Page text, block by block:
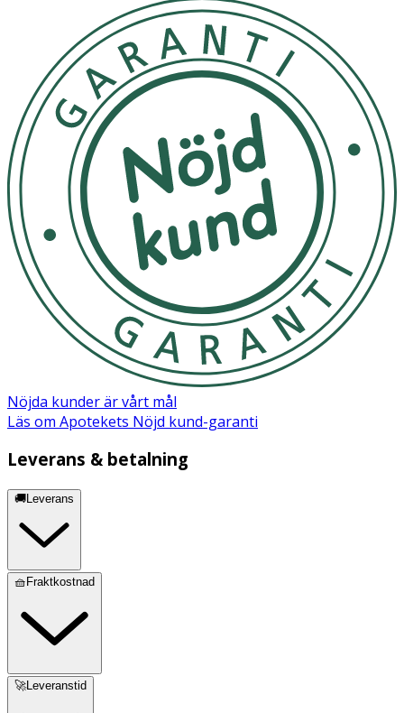
tillsammans med RFSU:s produkt Easy Shave gel - en
rakgel som dels mjukar upp huden och som samtidigt
gör att rakhyveln glider mycket bättre på huden. Detta
ger dig en närmre rakning och motverkar inåtväxande
hårstrån.
Inneh åll
Aqua, Alcohol Denat., Propylene Glycol, PEG-40
Hydrogenated Castor Oil, Phenoxethanol, Acrylates/C10-
30 Acrylate Crosspolymer, Menthyl Lactate, Parfum,
Allantoin, Sodium Hydroxide, Disodium EDTA,
Ethylhexylglycerin, Maltodextrin, Limnanthes Alba Seed
Oil, Chamomilla Recutita Flower Extract.
Nöjda kunder är vårt mål
Läs om Apotekets Nöjd kund-garanti
Leverans & betalning
🚚Leverans
🧺Fraktkostnad
🚀Leveranstid